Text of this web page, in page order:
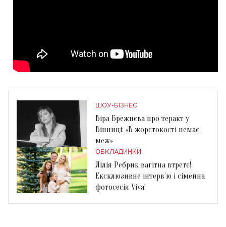
ШОУ-БІЗНЕС
Віра Брежнєва про теракт у
Вінниці: «В жорстокості немає
меж»
ОБКЛАДИНКИ
Лілія Ребрик вагітна втретє!
Ексклюзивне інтерв’ю і сімейна
фотосесія Viva!